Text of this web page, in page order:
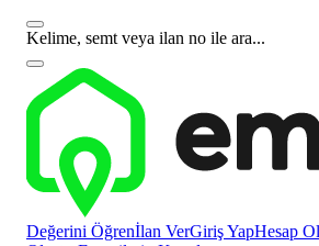
Kelime, semt veya ilan no ile ara...
Değerini Öğrenİlan VerGiriş YapHesap